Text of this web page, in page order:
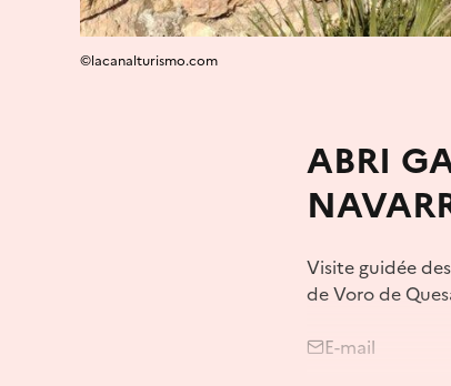
©lacanalturismo.com
ABRI
Visite guidée
de Voro de
E-mail